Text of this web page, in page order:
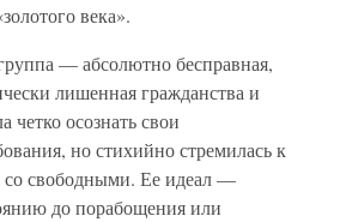
века».
— абсолютно бесправная,
лишенная гражданства и
осознать свои
но стихийно стремилась к
со свободными. Ее идеал —
до порабощения или